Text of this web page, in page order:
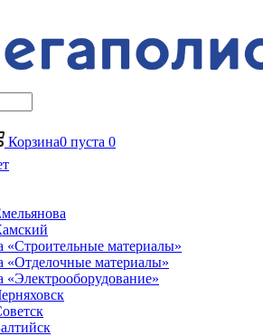
Корзина0 пуста 0
«Строительные материалы»
«Отделочные материалы»